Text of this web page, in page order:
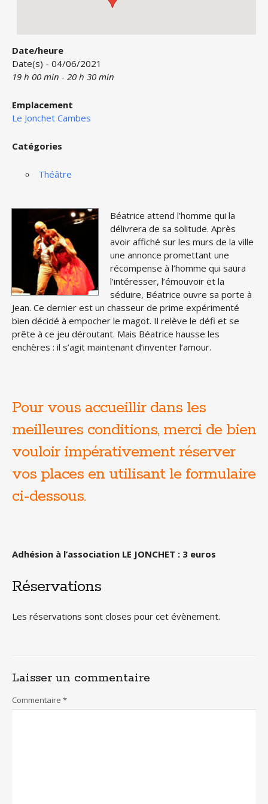
Date/heure
Date(s) - 04/06/2021
19 h 00 min - 20 h 30 min
Emplacement
Le Jonchet Cambes
Catégories
Théâtre
Béatrice attend l’homme qui la
délivrera de sa solitude. Après
avoir affiché sur les murs de la ville
une annonce promettant une
récompense à l’homme qui saura
l’intéresser, l’émouvoir et la
séduire, Béatrice ouvre sa porte à
Jean. Ce dernier est un chasseur de prime expérimenté
bien décidé à empocher le magot. Il relève le défi et se
prête à ce jeu déroutant. Mais Béatrice hausse les
enchères : il s’agit maintenant d’inventer l’amour.
Pour vous accueillir dans les
meilleures conditions, merci de bien
vouloir impérativement réserver
vos places en utilisant le formulaire
ci-dessous.
Adhésion à l’association LE JONCHET : 3 euros
Réservations
Les réservations sont closes pour cet évènement.
Laisser un commentaire
Commentaire *